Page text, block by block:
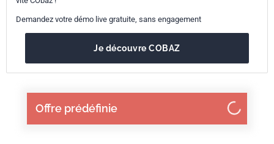
Offre prédéfinie
Demandez votre démo live gratuite, sans engagement
Je découvre COBAZ